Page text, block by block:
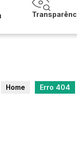
Home Erro 404